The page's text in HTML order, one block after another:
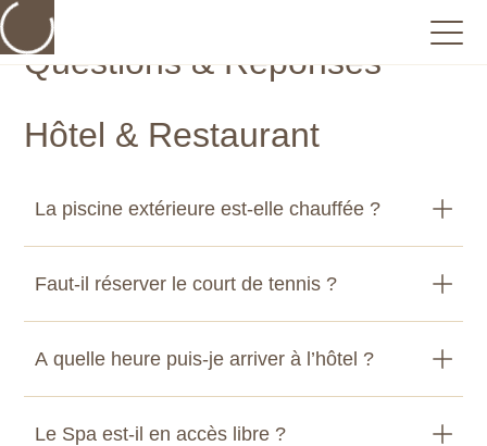
Questions & Réponses
Hôtel & Restaurant
La piscine extérieure est-elle chauffée ?
Faut-il réserver le court de tennis ?
A quelle heure puis-je arriver à l’hôtel ?
Le Spa est-il en accès libre ?